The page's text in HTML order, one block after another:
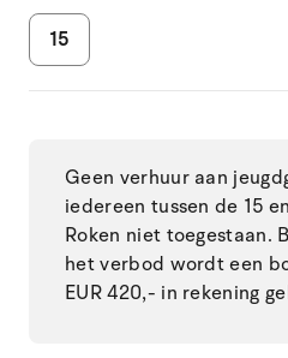
15
Geen verhuur aan
iedereen tussen de 15
Roken niet toegestaan.
het verbod wordt een
EUR 420,- in rekening